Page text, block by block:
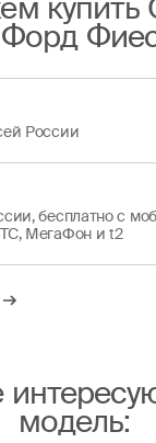
России
бесплатно с
МегаФон и t2
модель: